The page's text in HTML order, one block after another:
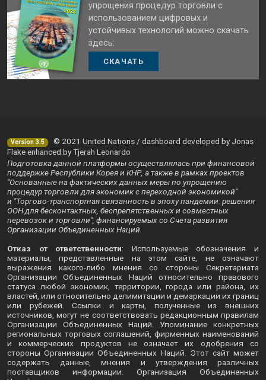
упрощения процедур торговли с
использованием цифровых и
устойчивых технологий можно скачать
здесь:
СКАЧАТЬ
Version 3.5
© 2021 United Nations / dashboard developed by Jonas
Flake enhanced by Tjerah Leonardo
Подготовка данной платформы осуществлялась при финансовой
поддержке Республики Корея и КНР, а также в рамках проектов
"Основанные на фактических данных меры по упрощению
процедур торговли для экономик с переходной экономикой"
и "Торгово-транспортная связанность в эпоху пандемии: решения
ООН для бесконтактных, беспрепятственных и совместных
перевозок и торговли", финансируемых со Счета развития
Организации Объединенных Наций.
Отказ от ответственности: Используемые обозначения и
материалы, представленные на этом сайте, не означают
выражения какого-либо мнения со стороны Секретариата
Организации Объединенных Наций относительно правового
статуса любой экономик, территории, города или района, их
властей, или относительно делимитации и демаркации их границ
или рубежей. Ссылки и карты, полученные из внешних
источников, могут не соответствовать редакционным правилам
Организации Объединенных Наций. Упоминание конкретных
региональных торговых соглашений, фирменных наименований
и коммерческих продуктов не означает их одобрения со
стороны Организации Объединенных Наций. Этот сайт может
содержать данные, мнения и утверждения различных
поставщиков информации. Организация Объединенных